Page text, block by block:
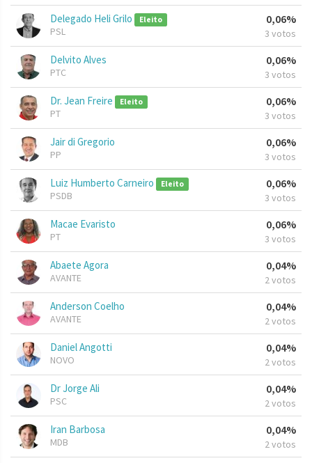
Delegado Heli Grilo Eleito
PSL
0,06%
3 votos
Delvito Alves
PTC
0,06%
3 votos
Dr. Jean Freire Eleito
PT
0,06%
3 votos
Jair di Gregorio
PP
0,06%
3 votos
Luiz Humberto Carneiro Eleito
PSDB
0,06%
3 votos
Macae Evaristo
PT
0,06%
3 votos
Abaete Agora
AVANTE
0,04%
2 votos
Anderson Coelho
AVANTE
0,04%
2 votos
Daniel Angotti
NOVO
0,04%
2 votos
Dr Jorge Ali
PSC
0,04%
2 votos
Iran Barbosa
MDB
0,04%
2 votos